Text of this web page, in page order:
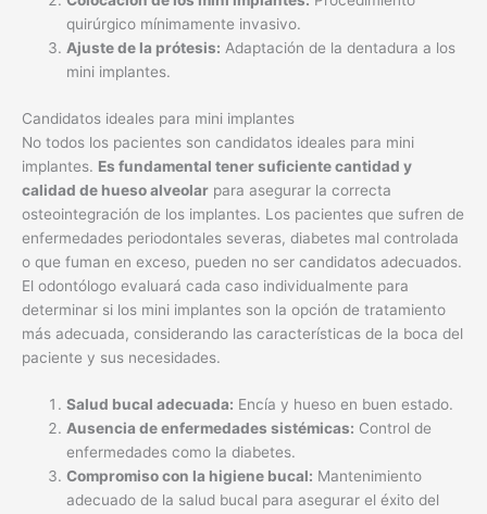
quirúrgico mínimamente invasivo.
Ajuste de la prótesis: Adaptación de la dentadura a los
mini implantes.
Candidatos ideales para mini implantes
No todos los pacientes son candidatos ideales para mini
implantes. Es fundamental tener suficiente cantidad y
calidad de hueso alveolar para asegurar la correcta
osteointegración de los implantes. Los pacientes que sufren de
enfermedades periodontales severas, diabetes mal controlada
o que fuman en exceso, pueden no ser candidatos adecuados.
El odontólogo evaluará cada caso individualmente para
determinar si los mini implantes son la opción de tratamiento
más adecuada, considerando las características de la boca del
paciente y sus necesidades.
Salud bucal adecuada: Encía y hueso en buen estado.
Ausencia de enfermedades sistémicas: Control de
enfermedades como la diabetes.
Compromiso con la higiene bucal: Mantenimiento
adecuado de la salud bucal para asegurar el éxito del